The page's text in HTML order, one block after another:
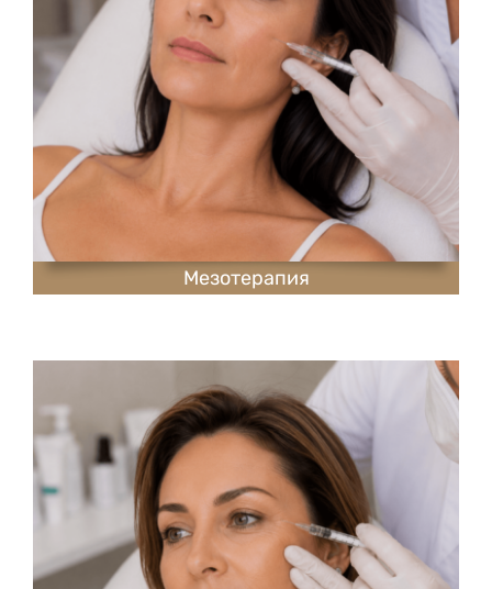
Мезотерапия